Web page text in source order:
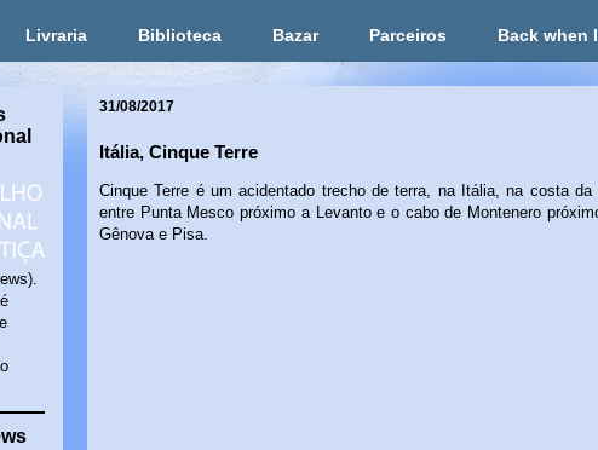
Livraria Biblioteca Bazar Parceiros Back when
31/08/2017
Itália, Cinque Terre
Cinque Terre é um acidentado trecho de terra, na Itália, na costa da
entre Punta Mesco próximo a Levanto e o cabo de Montenero
Gênova e Pisa.